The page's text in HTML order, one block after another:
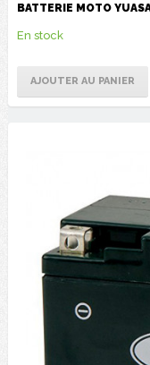
BATTERIE MOTO
En stock
AJOUTER AU PANIER